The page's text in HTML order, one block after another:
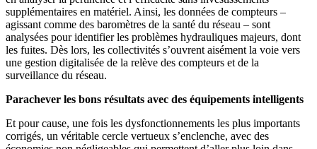
supplémentaires en matériel. Ainsi, les données de compteurs –
agissant comme des baromètres de la santé du réseau – sont
analysées pour identifier les problèmes hydrauliques majeurs, dont
les fuites. Dès lors, les collectivités s’ouvrent aisément la voie vers
une gestion digitalisée de la relève des compteurs et de la
surveillance du réseau.
Parachever les bons résultats avec des équipements intelligents
Et pour cause, une fois les dysfonctionnements les plus importants
corrigés, un véritable cercle vertueux s’enclenche, avec des